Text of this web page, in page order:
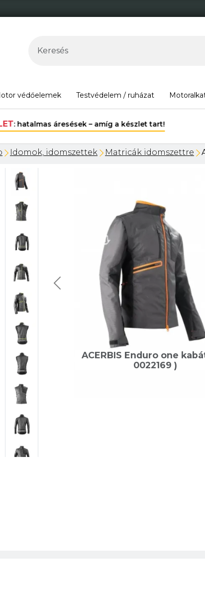
védőelemek Testvédelem / ruházat
30.000 Ft felett ingyenes szállítás Magyarország
Idomok, idomszettek Matricák idomszettre
ACERBIS Enduro one
0022169 )